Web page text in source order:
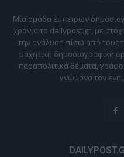
Μία ομάδα έμπειρων
χρόνια το dailypost.gr, με
την ανάλυση πίσω από τους
μαχητική δημοσιογραφική
παραπολιτικά θέματα,
γνώμονα τον